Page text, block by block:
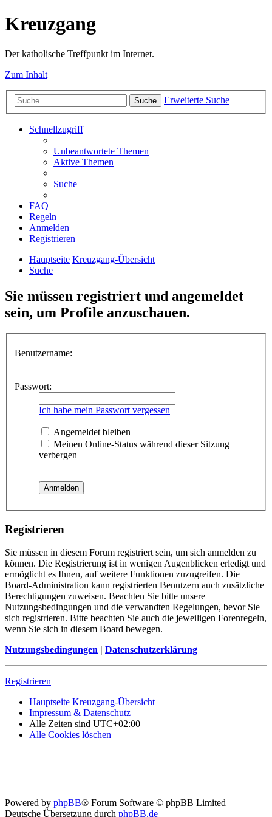
Kreuzgang
Der katholische Treffpunkt im Internet.
Zum Inhalt
Suche Erweiterte Suche
Schnellzugriff
Unbeantwortete Themen
Aktive Themen
Suche
FAQ
Regeln
Anmelden
Registrieren
Hauptseite Kreuzgang-Übersicht
Suche
Sie müssen registriert und angemeldet
sein, um Profile anzuschauen.
Benutzername:
Passwort:
Ich habe mein Passwort vergessen
Angemeldet bleiben
Meinen Online-Status während dieser Sitzung
verbergen
Registrieren
Sie müssen in diesem Forum registriert sein, um sich anmelden zu
können. Die Registrierung ist in wenigen Augenblicken erledigt und
ermöglicht es Ihnen, auf weitere Funktionen zuzugreifen. Die
Board-Administration kann registrierten Benutzern auch zusätzliche
Berechtigungen zuweisen. Beachten Sie bitte unsere
Nutzungsbedingungen und die verwandten Regelungen, bevor Sie
sich registrieren. Bitte beachten Sie auch die jeweiligen Forenregeln,
wenn Sie sich in diesem Board bewegen.
Nutzungsbedingungen | Datenschutzerklärung
Registrieren
Hauptseite Kreuzgang-Übersicht
Impressum & Datenschutz
Alle Zeiten sind UTC+02:00
Alle Cookies löschen
Powered by phpBB® Forum Software © phpBB Limited
Deutsche Übersetzung durch phpBB.de